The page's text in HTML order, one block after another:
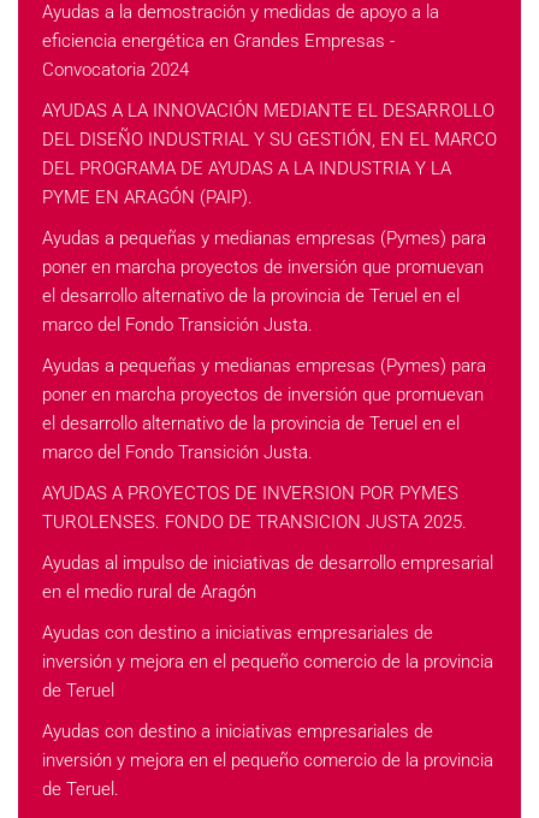
Ayudas a la demostración y medidas de apoyo a la
eficiencia energética en Grandes Empresas -
Convocatoria 2024
AYUDAS A LA INNOVACIÓN MEDIANTE EL DESARROLLO
DEL DISEÑO INDUSTRIAL Y SU GESTIÓN, EN EL MARCO
DEL PROGRAMA DE AYUDAS A LA INDUSTRIA Y LA
PYME EN ARAGÓN (PAIP).
Ayudas a pequeñas y medianas empresas (Pymes) para
poner en marcha proyectos de inversión que promuevan
el desarrollo alternativo de la provincia de Teruel en el
marco del Fondo Transición Justa.
Ayudas a pequeñas y medianas empresas (Pymes) para
poner en marcha proyectos de inversión que promuevan
el desarrollo alternativo de la provincia de Teruel en el
marco del Fondo Transición Justa.
AYUDAS A PROYECTOS DE INVERSION POR PYMES
TUROLENSES. FONDO DE TRANSICION JUSTA 2025.
Ayudas al impulso de iniciativas de desarrollo empresarial
en el medio rural de Aragón
Ayudas con destino a iniciativas empresariales de
inversión y mejora en el pequeño comercio de la provincia
de Teruel
Ayudas con destino a iniciativas empresariales de
inversión y mejora en el pequeño comercio de la provincia
de Teruel.